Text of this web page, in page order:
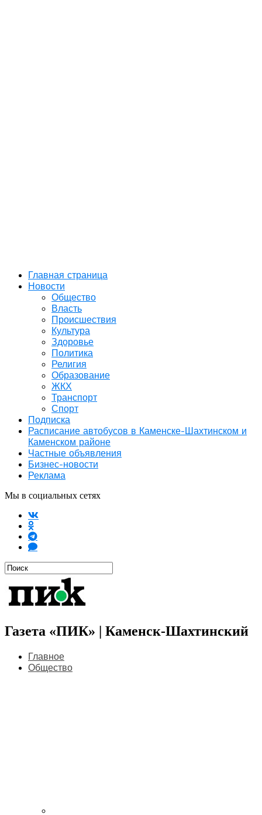
Главная страница
Новости
Общество
Власть
Происшествия
Культура
Здоровье
Политика
Религия
Образование
ЖКХ
Транспорт
Спорт
Подписка
Расписание автобусов в Каменске-Шахтинском и
Каменском районе
Частные объявления
Бизнес-новости
Реклама
Мы в социальных сетях
Газета «ПИК» | Каменск-Шахтинский
Главное
Общество